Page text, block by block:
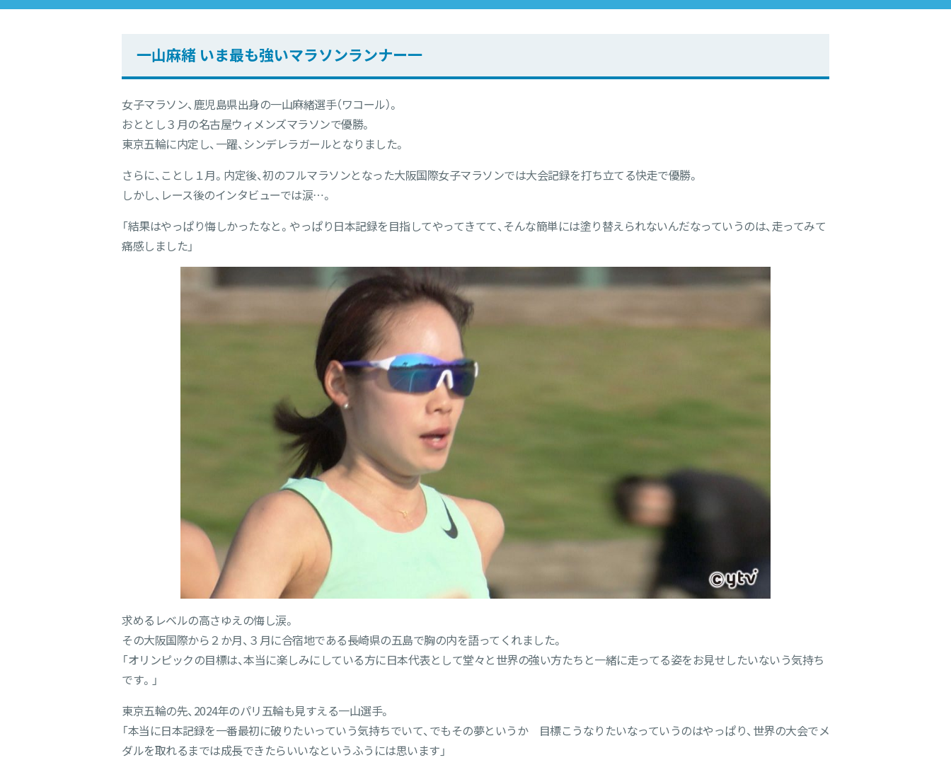
一山麻緒 いま最も強いマラソンランナー一
女子マラソン、鹿児島県出身の一山麻緒選手（ワコール）。
おととし３月の名古屋ウィメンズマラソンで優勝。
東京五輪に内定し、一躍、シンデレラガールとなりました。
さらに、ことし１月。内定後、初のフルマラソンとなった大阪国際女子マラソンでは大会記録を打ち立てる快走で優勝。
しかし、レース後のインタビューでは涙…。
「結果はやっぱり悔しかったなと。やっぱり日本記録を目指してやってきてて、そんな簡単には塗り替えられないんだなっていうのは、走ってみて
痛感しました」
求めるレベルの高さゆえの悔し涙。
その大阪国際から２か月、３月に合宿地である長崎県の五島で胸の内を語ってくれました。
「オリンピックの目標は、本当に楽しみにしている方に日本代表として堂々と世界の強い方たちと一緒に走ってる姿をお見せしたいないう気持ち
です。」
東京五輪の先、2024年のパリ五輪も見すえる一山選手。
「本当に日本記録を一番最初に破りたいっていう気持ちでいて、でもその夢というか 目標こうなりたいなっていうのはやっぱり、世界の大会でメ
ダルを取れるまでは成長できたらいいなというふうには思います」